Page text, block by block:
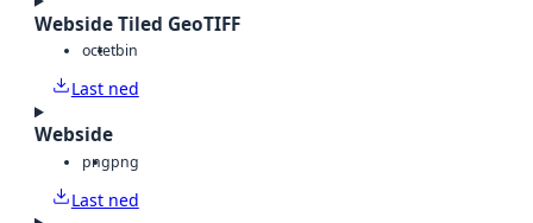
Webside Tiled GeoTIFF
octetbin
Last ned
Webside
pngpng
Last ned